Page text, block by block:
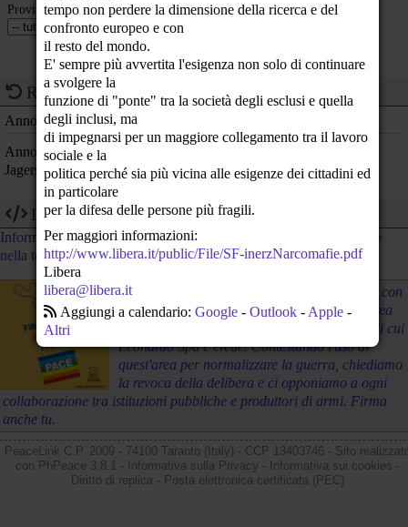
Provincia
Ricorrenze del giorno
Anno 1945: La seconda bomba atomica distrugge Nagasaki
Anno 1943: Nel carcere di Berlino-Tegel viene decapitato Franz
Jagerstatter, obiettore di coscienza cattolico al nazismo.
Dev
Informazioni tecniche su come utilizzare i dati di questo calendario
nella tua app/sito web
La giunta di Varese ha approvato un accordo con
la Fondazione Leonardo per riqualificare l'area
dell'ex Aermacchi, fabbrica di aerei militari di cui
Leonardo Spa è erede. Contestando l'uso di
quest'area per normalizzare la guerra, chiediamo
la revoca della delibera e ci opponiamo a ogni
collaborazione tra istituzioni pubbliche e produttori di armi. Firma
anche tu.
PeaceLink C.P. 2009 - 74100 Taranto (Italy) - CCP 13403746 - Sito
con PhPeace 3.8.1 - Informativa sulla Privacy - Informativa sui cookies -
Diritto di replica- Posta elettronica certificata (PEC)
tempo non perdere la dimensione della ricerca e del
confronto europeo e con
il resto del mondo.
E' sempre più avvertita l'esigenza non solo di continuare
a svolgere la
funzione di "ponte" tra la società degli esclusi e quella
degli inclusi, ma
di impegnarsi per un maggiore collegamento tra il lavoro
sociale e la
politica perché sia più vicina alle esigenze dei cittadini ed
in particolare
per la difesa delle persone più fragili.
Per maggiori informazioni:
http://www.libera.it/public/File/SF-inerzNarcomafie.pdf
Libera
libera@libera.it
Aggiungi a calendario: Google- Outlook- Apple-
Altri